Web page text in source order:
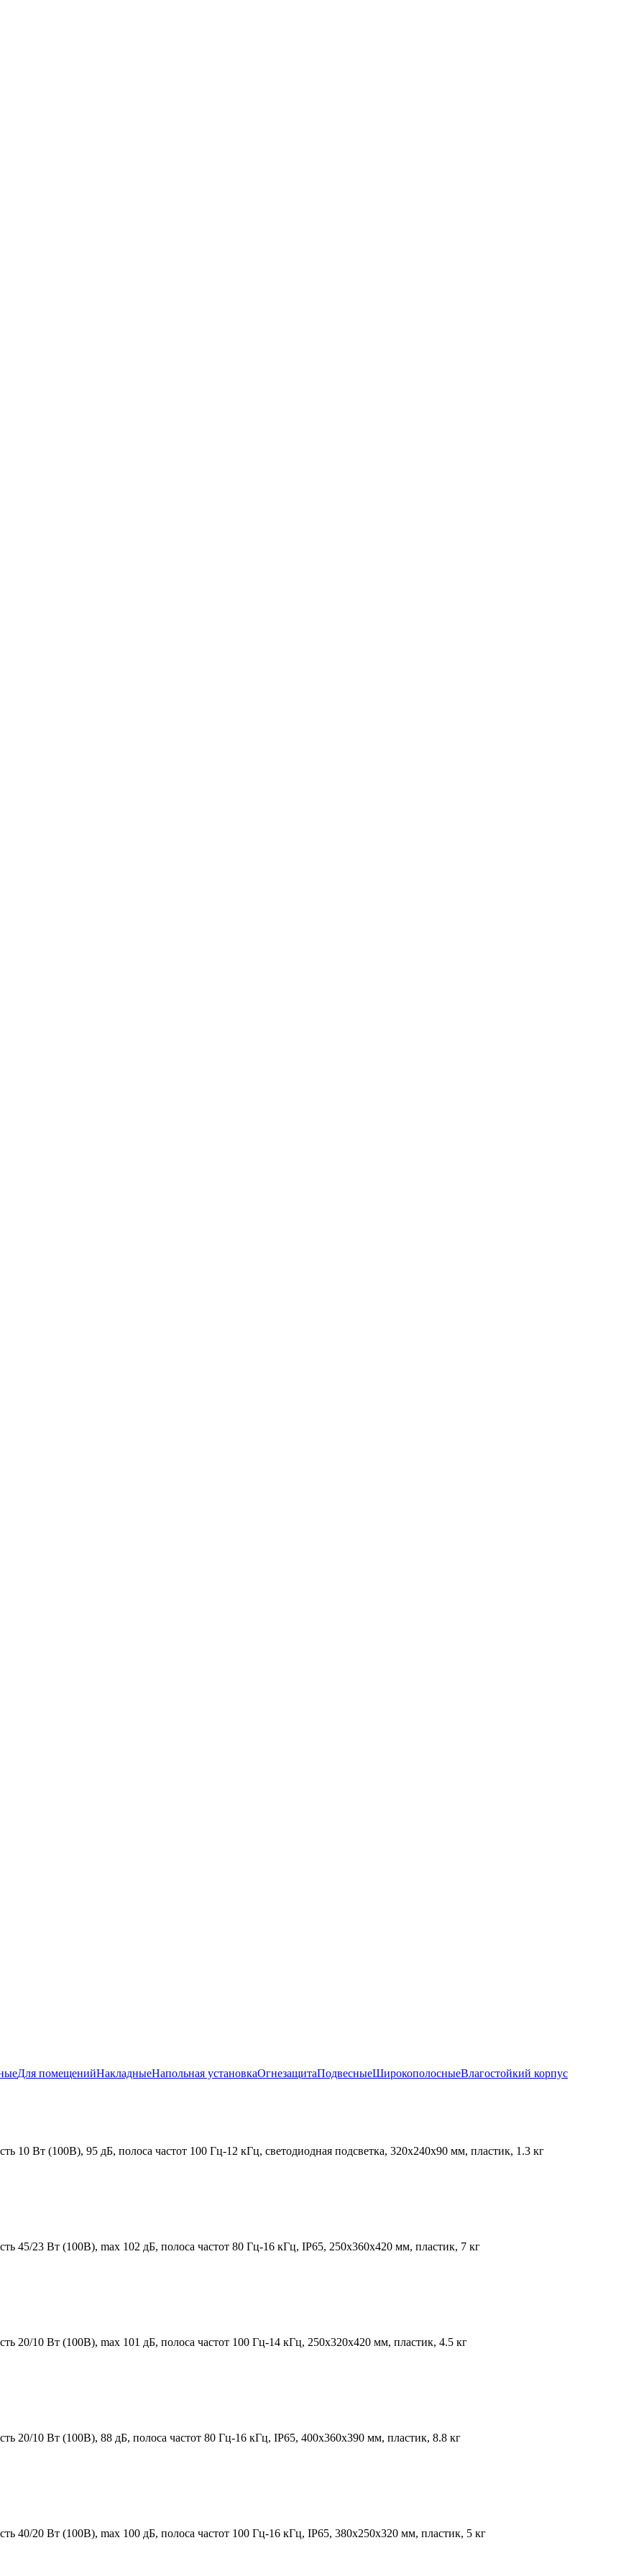
Для помещенийНакладныеНапольная установкаОгнезащитаПодвесныеШирокополосныеВлагостойкий корпус
10 Вт (100В), 95 дБ, полоса частот 100 Гц-12 кГц, светодиодная подсветка, 320х240х90 мм, пластик, 1.3 кг
45/23 Вт (100В), max 102 дБ, полоса частот 80 Гц-16 кГц, IP65, 250х360х420 мм, пластик, 7 кг
20/10 Вт (100В), max 101 дБ, полоса частот 100 Гц-14 кГц, 250х320х420 мм, пластик, 4.5 кг
20/10 Вт (100В), 88 дБ, полоса частот 80 Гц-16 кГц, IP65, 400х360х390 мм, пластик, 8.8 кг
40/20 Вт (100В), max 100 дБ, полоса частот 100 Гц-16 кГц, IP65, 380х250х320 мм, пластик, 5 кг